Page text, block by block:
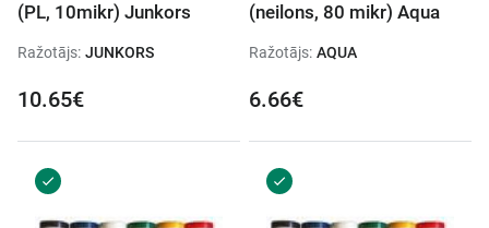
(PL, 10mikr) Junkors
Ražotājs: JUNKORS
10.65€
(neilons, 80 mikr) Aqua
Ražotājs: AQUA
6.66€